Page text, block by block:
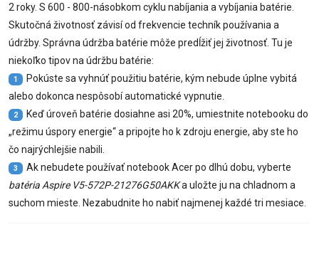
2 roky. S 600 - 800-násobkom cyklu nabíjania a vybíjania batérie.
Skutočná životnosť závisí od frekvencie techník používania a
údržby. Správna údržba batérie môže predĺžiť jej životnosť. Tu je
niekoľko tipov na údržbu batérie:
1
Pokúste sa vyhnúť použitiu batérie, kým nebude úplne vybitá
alebo dokonca nespôsobí automatické vypnutie.
2
Keď úroveň batérie dosiahne asi 20%, umiestnite notebooku do
„režimu úspory energie“ a pripojte ho k zdroju energie, aby ste ho
čo najrýchlejšie nabili.
3
Ak nebudete používať notebook Acer po dlhú dobu, vyberte
batéria Aspire V5-572P-21276G50AKKa uložte ju na chladnom a
suchom mieste. Nezabudnite ho nabiť najmenej každé tri mesiace.